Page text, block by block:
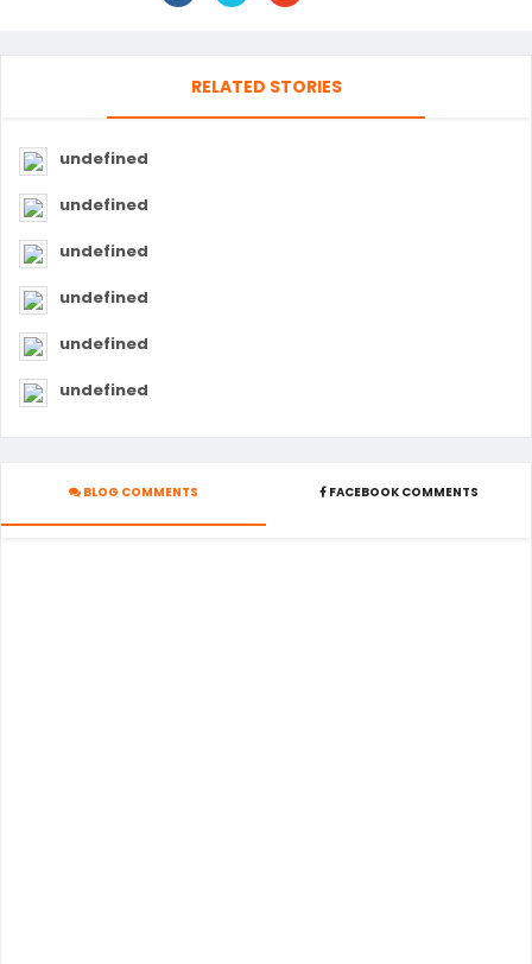
RELATED STORIES
undefined
undefined
undefined
undefined
undefined
undefined
BLOG COMMENTS FACEBOOK COMMENTS